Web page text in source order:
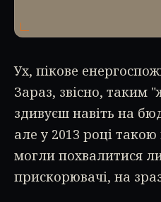
Ух, пікове
Зараз, звісно, таким
здивуєш навіть на
але у 2013 році
могли похвалитися
прискорювачі, на